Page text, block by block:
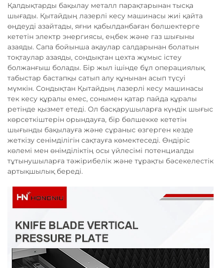
Қалдықтарды бақылау металл парақтарынан тысқа
шығады. Қытайдың лазерлі кесу машинасы жиі қайта
өңдеуді азайтады, яғни қабылданбаған бөлшектерге
кететін электр энергиясы, еңбек және газ шығыны
азаяды. Сапа бойынша ақаулар салдарынан болатын
тоқтаулар азаяды, сондықтан цехта жұмыс істеу
болжанғыш болады. Бір жыл ішінде бұл операциялық
табыстар бастапқы сатып алу құнынан асып түсуі
мүмкін. Сондықтан Қытайдың лазерлі кесу машинасы
тек кесу құралы емес, сонымен қатар пайда құралы
ретінде қызмет етеді. Ол басқарушыларға күндік шығыс
көрсеткіштерін орындауға, бір бөлшекке кететін
шығынды бақылауға және сұраныс өзгерген кезде
жеткізу сенімділігін сақтауға көмектеседі. Өндіріс
көлемі мен өнімділіктің осы үйлесімі потенциалды
тұтынушыларға тәжірибелік және тұрақты бәсекелестік
артықшылық береді.